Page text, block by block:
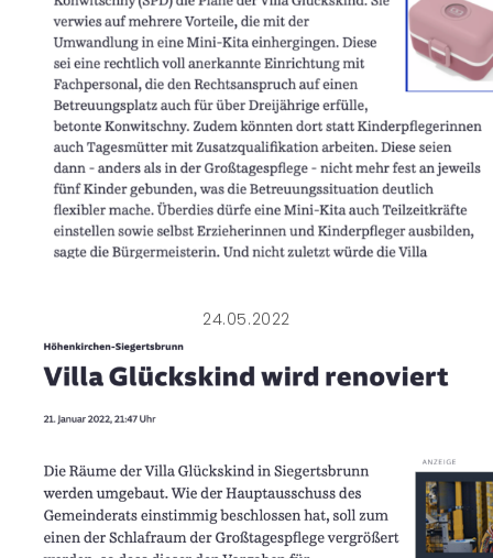
24.05.2022